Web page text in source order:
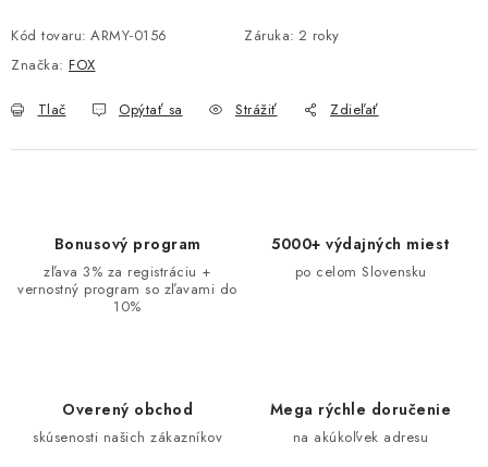
Kód tovaru: ARMY-0156 Záruka: 2 roky
Značka: FOX
Tlač Opýtať sa Strážiť Zdieľať
Bonusový program
zľava 3% za registráciu +
vernostný program so zľavami do
10%
5000+ výdajných miest
po celom Slovensku
Overený obchod
skúsenosti našich zákazníkov
Mega rýchle doručenie
na akúkoľvek adresu